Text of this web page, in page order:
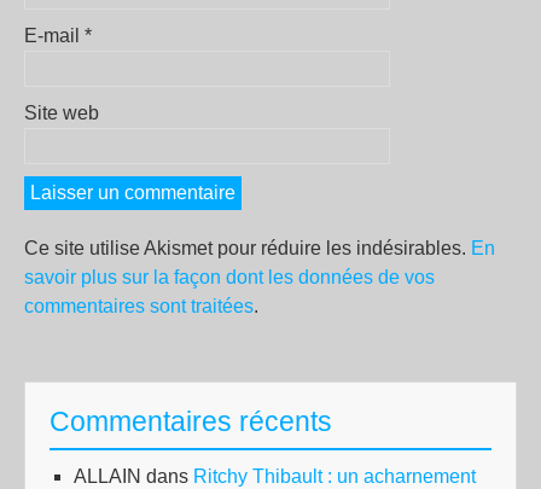
E-mail *
Site web
Ce site utilise Akismet pour réduire les indésirables. En
savoir plus sur la façon dont les données de vos
commentaires sont traitées.
Commentaires récents
ALLAIN dans Ritchy Thibault : un acharnement